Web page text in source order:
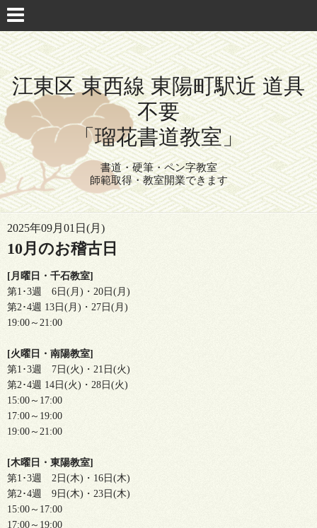
江東区 東西線 東陽町駅近 道具
不要
「瑠花書道教室」
書道・硬筆・ペン字教室
師範取得・教室開業できます
2025年09月01日(月)
10月のお稽古日
[月曜日・千石教室]
第1･3週 6日(月)・20日(月)
第2･4週 13日(月)・27日(月)
19:00～21:00
[火曜日・南陽教室]
第1･3週 7日(火)・21日(火)
第2･4週 14日(火)・28日(火)
15:00～17:00
17:00～19:00
19:00～21:00
[木曜日・東陽教室]
第1･3週 2日(木)・16日(木)
第2･4週 9日(木)・23日(木)
15:00～17:00
17:00～19:00